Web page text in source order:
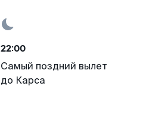
22:00
Самый поздний вылет
до Карса